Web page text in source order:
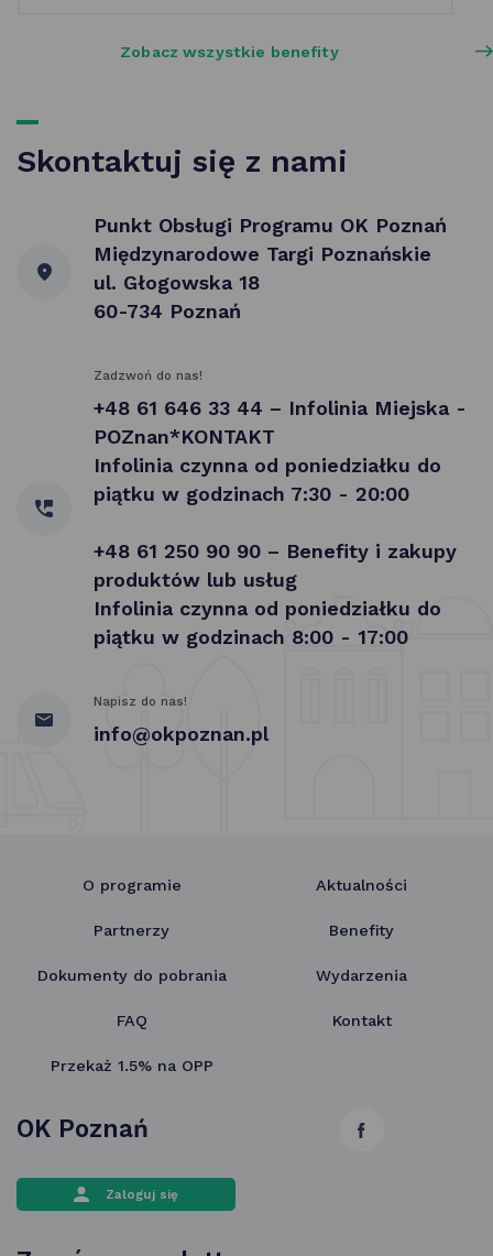
Zobacz wszystkie benefity
Skontaktuj się z nami
Punkt Obsługi Programu OK Poznań
Międzynarodowe Targi Poznańskie
ul. Głogowska 18
60-734 Poznań
Zadzwoń do nas!
+48 61 646 33 44 – Infolinia Miejska -
POZnan*KONTAKT
Infolinia czynna od poniedziałku do
piątku w godzinach 7:30 - 20:00
+48 61 250 90 90 – Benefity i zakupy
produktów lub usług
Infolinia czynna od poniedziałku do
piątku w godzinach 8:00 - 17:00
Napisz do nas!
info@okpoznan.pl
O programie Aktualności
Partnerzy Benefity
Dokumenty do pobrania Wydarzenia
FAQ Kontakt
Przekaż 1.5% na OPP
link
OK Poznań
Zaloguj się